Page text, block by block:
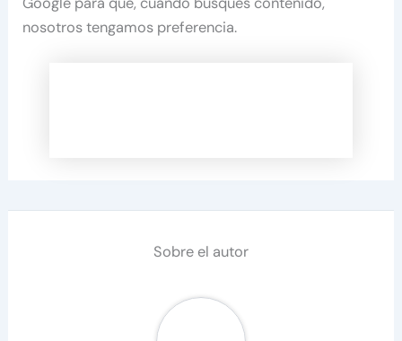
nosotros tengamos preferencia.
Sobre el autor